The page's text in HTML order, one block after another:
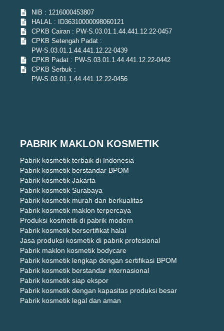
NIB : 1216000453807
HALAL : ID36310000098060121
CPKB Cairan : PW-S.03.01.1.44.441.12.22-0457
CPKB Setengah Padat :
PW-S.03.01.1.44.441.12.22-0439
CPKB Padat : PW-S.03.01.1.44.441.12.22-0442
CPKB Serbuk :
PW-S.03.01.1.44.441.12.22-0456
PABRIK MAKLON KOSMETIK
Pabrik kosmetik terbaik di Indonesia
Pabrik kosmetik berstandar BPOM
Pabrik kosmetik Jakarta
Pabrik kosmetik Surabaya
Pabrik kosmetik murah dan berkualitas
Pabrik kosmetik maklon terpercaya
Produksi kosmetik di pabrik modern
Pabrik kosmetik bersertifikat halal
Jasa produksi kosmetik di pabrik profesional
Pabrik maklon kosmetik bodycare
Pabrik kosmetik lengkap dengan sertifikasi BPOM
Pabrik kosmetik berstandar internasional
Pabrik kosmetik siap ekspor
Pabrik kosmetik dengan kapasitas produksi besar
Pabrik kosmetik legal dan aman